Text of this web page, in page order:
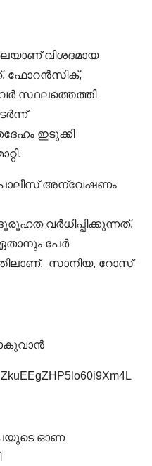
വിശദമായ
ഫോറന്‍സിക്,
സ്ഥലത്തെത്തി
ഇടുക്കി
പൊലീസ് അന്വേഷണം
വർധിപ്പിക്കുന്നത്.
പേര്‍
സാനിയ, റോസ്
ഓണ